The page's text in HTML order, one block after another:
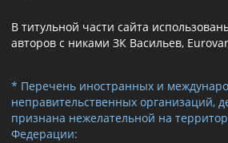
В титульной части сайта
авторов с никами ЗК Васильев,
* Перечень иностранных и
неправительственных организаций,
признана нежелательной на
Федерации: